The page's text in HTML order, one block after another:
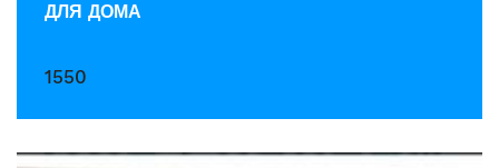
ДЛЯ ДОМА
1550